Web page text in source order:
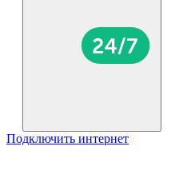
Подключить интернет